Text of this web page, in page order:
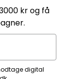
kr og få
digital